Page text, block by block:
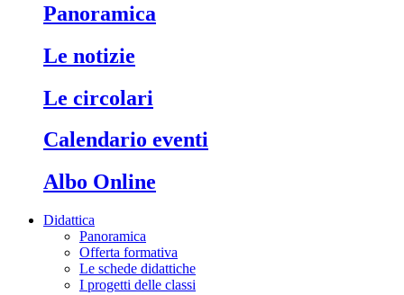
Panoramica
Le notizie
Le circolari
Calendario eventi
Albo Online
Didattica
Panoramica
Offerta formativa
Le schede didattiche
I progetti delle classi